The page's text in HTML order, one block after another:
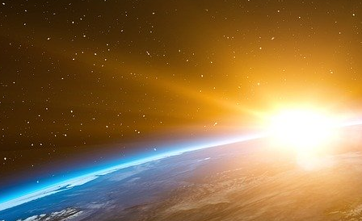
profit de l’immense foule des clients (au
papier doit en assurer la pérennité des
Affaires, comme ce fut le cas au cours
communistes pourvoyeuses à leurs
genres.
Migrants de la treizième heure
Aujourd’hui le système s’est étendu et
de la treizième heure qui doivent tout à
vaches à laitclients obligés du fisc (y compris